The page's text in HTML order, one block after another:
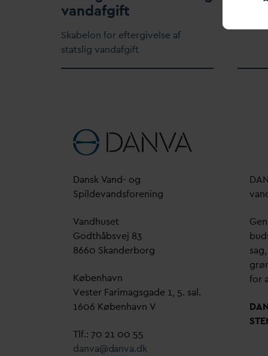
vandafgift
Skabelon for eftergivelse af
statslig vandafgift
Dansk Vand- og
Spildevandsforening
Vandhuset
Godthåbsvej 83
8660 Skanderborg
København
Vester Farimagsgade 1, 5. sal.
1606 København V
Tlf.: 70 21 00 55
danva@danva.dk
DAN
v
for
DAN